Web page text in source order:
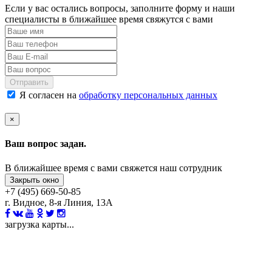
Если у вас остались вопросы, заполните форму и наши
специалисты в ближайшее время свяжутся с вами
Отправить
Я согласен на обработку персональных данных
×
Ваш вопрос задан.
В ближайшее время с вами свяжется наш сотрудник
Закрыть окно
+7 (495) 669-50-85
г. Видное, 8-я Линия, 13А
загрузка карты...